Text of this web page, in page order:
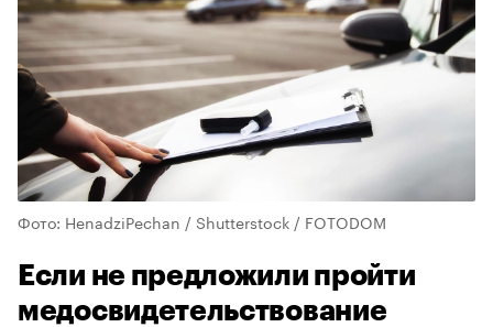
Фото: HenadziPechan / Shutterstock / FOTODOM
Если не предложили пройти
медосвидетельствование